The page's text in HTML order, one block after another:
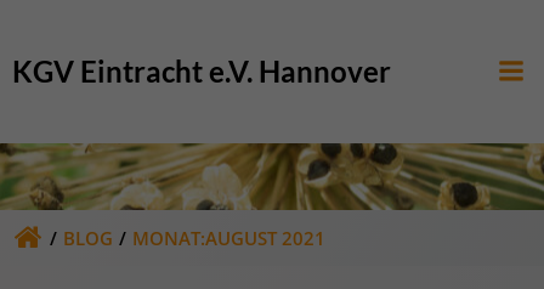
springen
KGV Eintracht e.V. Hannover
BLOG MONAT:AUGUST 2021